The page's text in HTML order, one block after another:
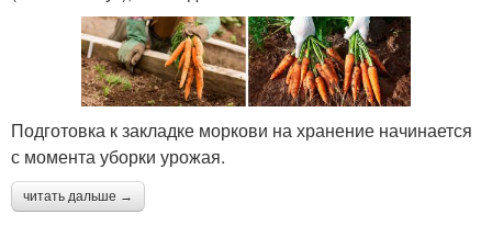
Подготовка к закладке моркови на хранение начинается
с момента уборки урожая.
читать дальше →